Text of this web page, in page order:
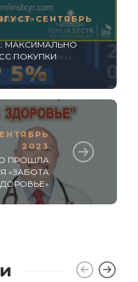
СЕНТЯБРЬ
МАКСИМАЛЬНО
ПОКУПКИ
2023
ПРОШЛА
«ЗАБОТА